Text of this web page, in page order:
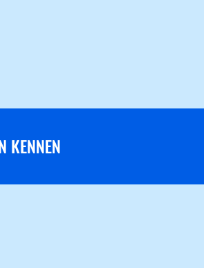
KENNEN